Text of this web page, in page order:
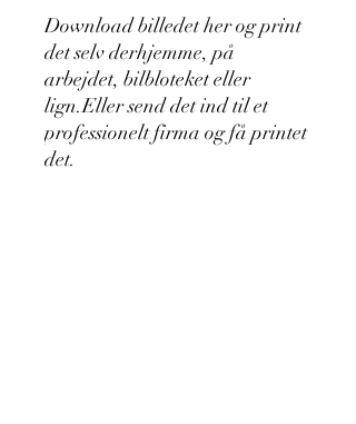
Download billedet her og print
det selv derhjemme, på
arbejdet, bilbloteket eller
lign.Eller send det ind til et
professionelt firma og få printet
det.